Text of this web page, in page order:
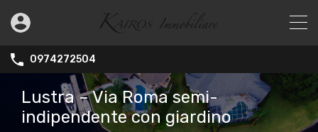
0974272504
Lustra – Via Roma semi-
indipendente con giardino